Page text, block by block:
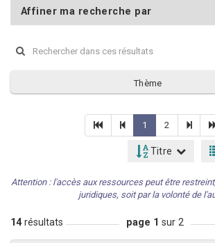
Affiner ma recherche par
Thème
1 2
Titre
Attention : l'accès aux ressources peut être
juridiques, soit par la volonté de
14résultats page 1 sur 2